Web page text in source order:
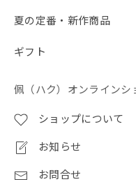
夏の定番・新作商品
ギフト
佩（ハク）オンラインシ
ショップについて
お知らせ
お問合せ
アッシュ（
2026/07/22
刺繍があまりにも美し過
頂きます。酷暑なのでス
ご評価と大変あ
上がりや、付属
一同大変嬉しく